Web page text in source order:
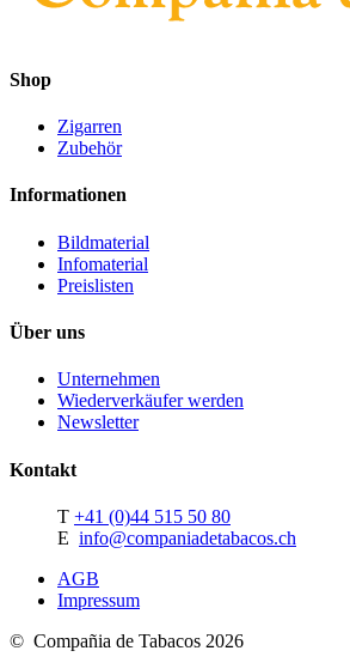
Shop
Zigarren
Zubehör
Informationen
Bildmaterial
Infomaterial
Preislisten
Über uns
Unternehmen
Wiederverkäufer werden
Newsletter
Kontakt
T +41 (0)44 515 50 80
E info@companiadetabacos.ch
AGB
Impressum
© Compañia de Tabacos 2026